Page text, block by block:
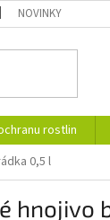
NOVINKY
rostlin
0,5 l